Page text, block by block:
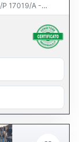
17019/A -
- Panel
oparów -